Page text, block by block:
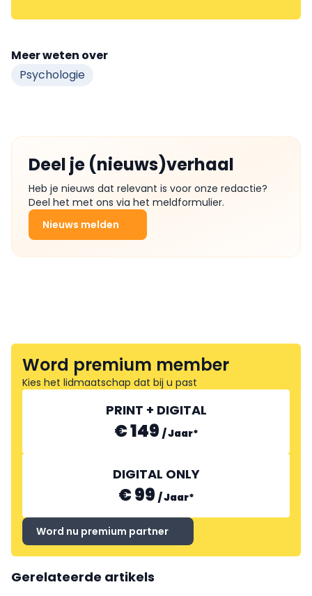
Meer weten over
Psychologie
Deel je (nieuws)verhaal
Heb je nieuws dat relevant is voor onze redactie?
Deel het met ons via het meldformulier.
Nieuws melden
Word premium member
Kies het lidmaatschap dat bij u past
PRINT + DIGITAL
€ 149 /Jaar*
DIGITAL ONLY
€ 99 /Jaar*
Word nu premium partner
Gerelateerde artikels